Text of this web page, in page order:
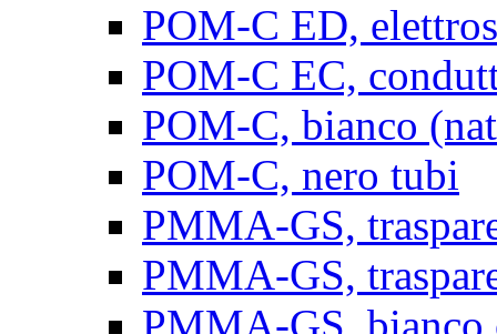
POM-C ED,
POM-C EC,
POM-C, bianco
POM-C, nero tubi
PMMA-GS,
PMMA-GS,